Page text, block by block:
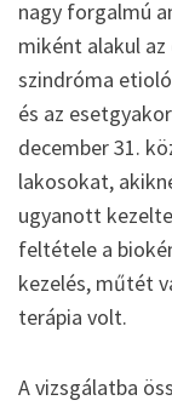
nagy forgalmú
miként alakul az
szindróma
és az
december 31.
lakosokat,
ugyanott
feltétele a
kezelés, műtét
terápia volt.
A vizsgálatba